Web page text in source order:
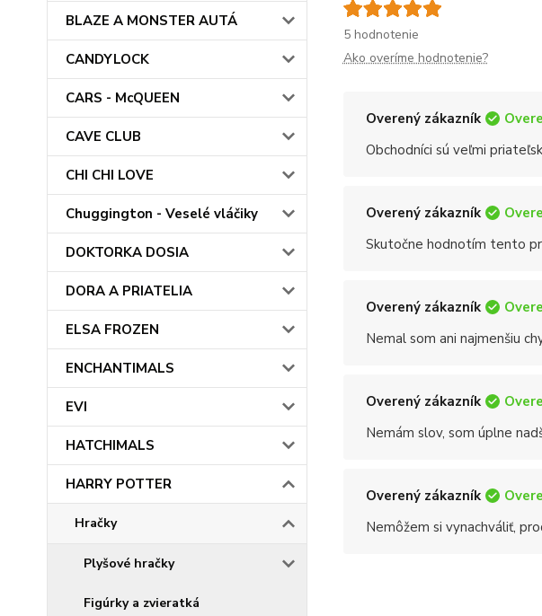
BLAZE A MONSTER AUTÁ
CANDYLOCK
CARS - McQUEEN
CAVE CLUB
CHI CHI LOVE
Chuggington - Veselé vláčiky
DOKTORKA DOSIA
DORA A PRIATELIA
ELSA FROZEN
ENCHANTIMALS
EVI
HATCHIMALS
HARRY POTTER
Hračky
Plyšové hračky
Figúrky a zvieratká
5 hodnotenie
Ako overíme hodnotenie?
Overený zákazník
Obchodníci sú veľmi
Overený zákazník
Skutočne hodnotím tento
Overený zákazník
Nemal som ani najmenšiu
Overený zákazník
Nemám slov, som úplne
Overený zákazník
Nemôžem si vynachváliť,